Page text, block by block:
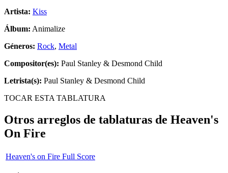
Artista: Kiss
Álbum: Animalize
Géneros: Rock, Metal
Compositor(es): Paul Stanley & Desmond Child
Letrista(s): Paul Stanley & Desmond Child
TOCAR ESTA TABLATURA
Otros arreglos de tablaturas de Heaven's
On Fire
Heaven's on Fire Full Score